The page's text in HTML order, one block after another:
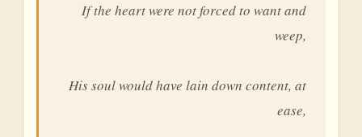
If the heart were not forced to want and
weep,
His soul would have lain down content, at
ease,